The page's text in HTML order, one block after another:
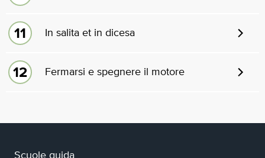
In salita et in dicesa
Fermarsi e spegnere il motore
Scuole guida